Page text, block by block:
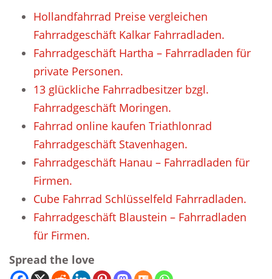
Hollandfahrrad Preise vergleichen
Fahrradgeschäft Kalkar Fahrradladen.
Fahrradgeschäft Hartha – Fahrradladen für
private Personen.
13 glückliche Fahrradbesitzer bzgl.
Fahrradgeschäft Moringen.
Fahrrad online kaufen Triathlonrad
Fahrradgeschäft Stavenhagen.
Fahrradgeschäft Hanau – Fahrradladen für
Firmen.
Cube Fahrrad Schlüsselfeld Fahrradladen.
Fahrradgeschäft Blaustein – Fahrradladen
für Firmen.
Spread the love